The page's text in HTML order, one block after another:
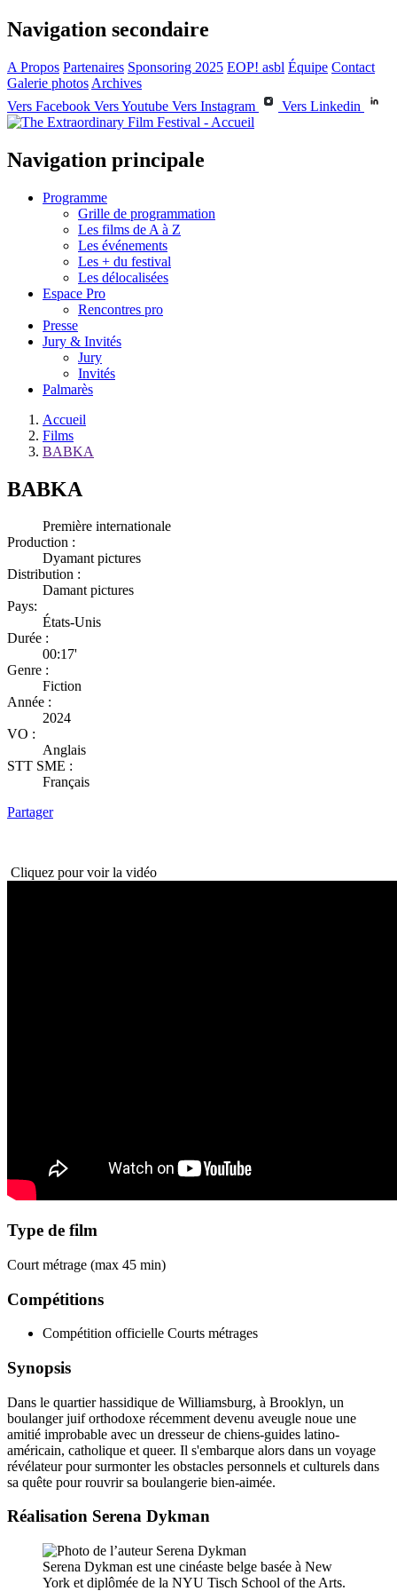
Navigation secondaire
A Propos Partenaires Sponsoring 2025 EOP! asbl Équipe Contact
Galerie photos Archives
Vers Facebook Vers Youtube Vers Instagram Vers Linkedin
Navigation principale
Programme
Grille de programmation
Les films de A à Z
Les événements
Les + du festival
Les délocalisées
Espace Pro
Rencontres pro
Presse
Jury & Invités
Jury
Invités
Palmarès
Accueil
Films
BABKA
BABKA
Première internationale
Production :
Dyamant pictures
Distribution :
Damant pictures
Pays:
États-Unis
Durée :
00:17'
Genre :
Fiction
Année :
2024
VO :
Anglais
STT SME :
Français
Partager
Cliquez pour voir la vidéo
Type de film
Court métrage (max 45 min)
Compétitions
Compétition officielle Courts métrages
Synopsis
Dans le quartier hassidique de Williamsburg, à Brooklyn, un
boulanger juif orthodoxe récemment devenu aveugle noue une
amitié improbable avec un dresseur de chiens-guides latino-
américain, catholique et queer. Il s'embarque alors dans un voyage
révélateur pour surmonter les obstacles personnels et culturels dans
sa quête pour rouvrir sa boulangerie bien-aimée.
Réalisation Serena Dykman
Serena Dykman est une cinéaste belge basée à New
York et diplômée de la NYU Tisch School of the Arts.